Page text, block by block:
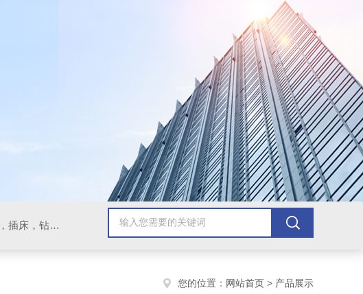
数控车床，加工中心，数控铣床，立钻，台钻，摇臂钻床，锯床，牛头刨床，磨床，插床，钻铣床，滚齿机
您的位置： 网站首页 > 产品展示